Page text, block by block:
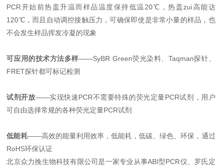
PCR开始前热盖升温而样品温度保持低温20℃，热盖zui高能达
120℃，而且自动调控接触压力，可确保即使是非常小量的样品，也
不会发生样品挥发冷凝的现象
可应用的技术方法多样——SyBR Green荧光染料、Taqman探针、
FRET探针都可标记检测
试剂开放——实现快速PCR不需要特殊的荧光定量PCR试剂，用户
可自由选择常规的各种荧光定量PCR试剂
低能耗——高效的能量利用效率，低能耗，低碳、绿色、环保，通过
RoHS环保认证
北京众力挽生物科技有限公司是一家专业从事ABI型PCR仪、罗氏定